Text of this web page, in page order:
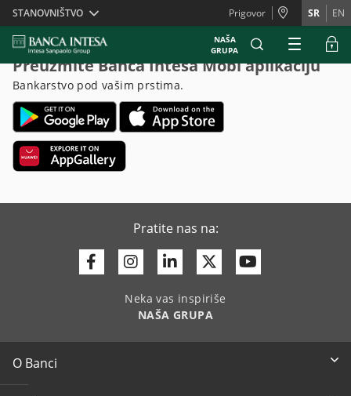
Skiplinks
STANOVNIŠTVO Prigovor SR EN
NAŠA
GRUPA
Preuzmite Banca Intesa Mobi aplikaciju
Bankarstvo pod vašim prstima.
Pratite nas na:
FacebookInstagram
LinkedinTwitter
Neka vas inspiriše
NAŠA GRUPA
O Banci